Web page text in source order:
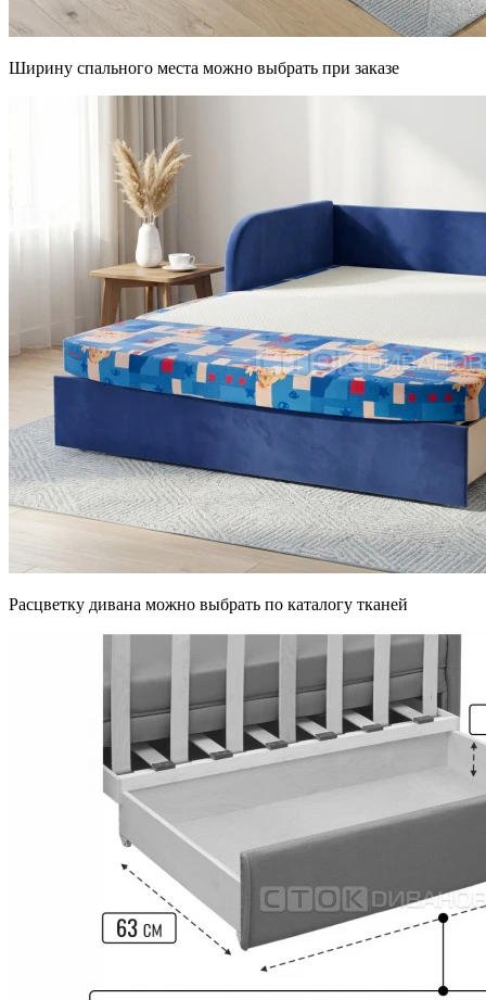
Ширину спального места можно выбрать при заказе
Расцветку дивана можно выбрать по каталогу тканей